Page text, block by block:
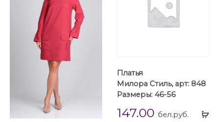
Платья
Милора Стиль, арт: 848
Размеры: 46-56
147.00 бел.руб.